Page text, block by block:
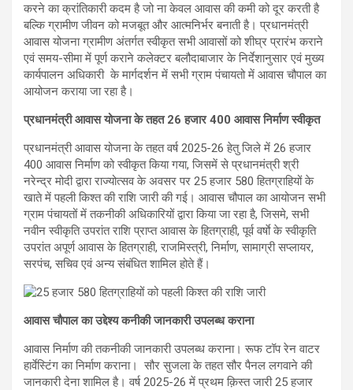
करने का क्रांतिकारी कदम है जो ना केवल आवास की कमी को दूर करती है
बल्कि ग्रामीण जीवन को मजबूत और आत्मनिर्भर बनाती है। प्रधानमंत्री
आवास योजना ग्रामीण अंतर्गत स्वीकृत सभी आवासों को शीघ्र प्रारंभ कराने
एवं समय-सीमा में पूर्ण कराने कलेक्टर बलौदाबाजार के निर्देशानुसार एवं मुख्य
कार्यपालन अधिकारी के मार्गदर्शन में सभी ग्राम पंचायतो में आवास चौपाल का
आयोजन कराया जा रहा है।
प्रधानमंत्री आवास योजना के तहत 26 हजार 400 आवास निर्माण स्वीकृत
प्रधानमंत्री आवास योजना के तहत वर्ष 2025-26 हेतु जिले में 26 हजार
400 आवास निर्माण को स्वीकृत किया गया, जिसमें से प्रधानमंत्री श्री
नरेन्द्र मोदी द्वारा राज्योत्सव के अवसर पर 25 हजार 580 हितग्राहियों के
खाते में पहली किश्त की राशि जारी की गई। आवास चौपाल का आयोजन सभी
ग्राम पंचायतों में तकनीकी अधिकारियों द्वारा किया जा रहा है, जिसमे, सभी
नवीन स्वीकृति उपरांत राशि प्राप्त आवास के हितग्राही, पूर्व वर्षाे के स्वीकृति
उपरांत अपूर्ण आवास के हितग्राही, राजमिस्त्री, निर्माण, सामाग्री सप्लायर,
सरपंच, सचिव एवं अन्य संबंधित शामिल होते हैं।
आवास चौपाल का उद्देश्य कनीकी जानकारी उपलब्ध कराना
आवास निर्माण की तकनीकी जानकारी उपलब्ध कराना। रूफ टॉप रेन वाटर
हार्वेस्टिंग का निर्माण कराना। सौर सुजला के तहत सौर पैनल लगवाने की
जानकारी देना शामिल है। वर्ष 2025-26 में प्रथम क़िस्त जारी 25 हजार